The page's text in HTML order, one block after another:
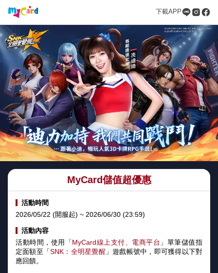
下載APP
MyCard儲值超優惠
活動時間
2026/05/22 (開服起) ~ 2026/06/30 (23:59)
活動內容
活動時間，使用「MyCard線上支付、電商平台 」單筆儲值指
定面額至「SNK：全明星覺醒 」遊戲帳號中，即可獲得以下對
應回饋。